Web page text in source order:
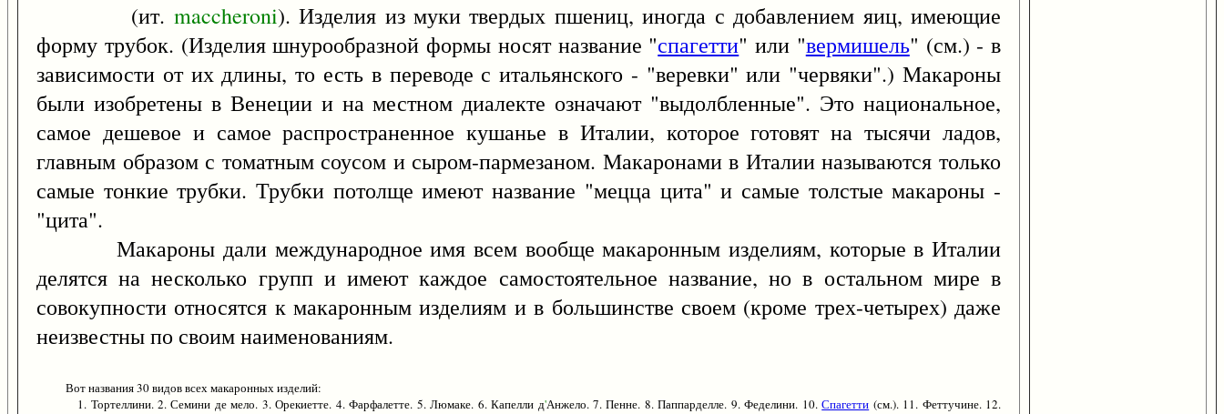
(ит. maccheroni). Изделия из муки твердых пшениц, иногда с добавлением яиц, имеющие
форму трубок. (Изделия шнурообразной формы носят название "спагетти" или "вермишель" (см.) - в
зависимости от их длины, то есть в переводе с итальянского - "веревки" или "червяки".) Макароны
были изобретены в Венеции и на местном диалекте означают "выдолбленные". Это национальное,
самое дешевое и самое распространенное кушанье в Италии, которое готовят на тысячи ладов,
главным образом с томатным соусом и сыром-пармезаном. Макаронами в Италии называются только
самые тонкие трубки. Трубки потолще имеют название "мецца цита" и самые толстые макароны -
"цита".
Макароны дали международное имя всем вообще макаронным изделиям, которые в Италии
делятся на несколько групп и имеют каждое самостоятельное название, но в остальном мире в
совокупности относятся к макаронным изделиям и в большинстве своем (кроме трех-четырех) даже
неизвестны по своим наименованиям.
Вот названия 30 видов всех макаронных изделий:
1. Тортеллини. 2. Семини де мело. 3. Орекиетте. 4. Фарфалетте. 5. Люмаке. 6. Капелли д'Анжело. 7. Пенне. 8. Паппарделле. 9. Феделини. 10.Спагетти (см.). 11. Феттучине. 12.